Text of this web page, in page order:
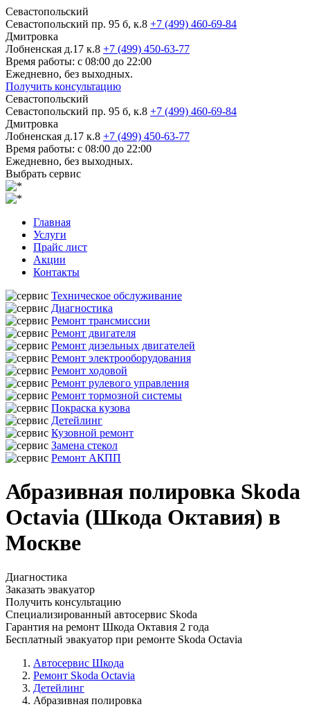
Севастопольский
Севастопольский пр. 95 б, к.8 +7 (499) 460-69-84
Дмитровка
Лобненская д.17 к.8 +7 (499) 450-63-77
Время работы: с 08:00 до 22:00
Ежедневно, без выходных.
Получить консультацию
Севастопольский
Севастопольский пр. 95 б, к.8 +7 (499) 460-69-84
Дмитровка
Лобненская д.17 к.8 +7 (499) 450-63-77
Время работы: с 08:00 до 22:00
Ежедневно, без выходных.
Выбрать сервис
Главная
Услуги
Прайс лист
Акции
Контакты
Техническое обслуживание
Диагностика
Ремонт трансмиссии
Ремонт двигателя
Ремонт дизельных двигателей
Ремонт электрооборудования
Ремонт ходовой
Ремонт рулевого управления
Ремонт тормозной системы
Покраска кузова
Детейлинг
Кузовной ремонт
Замена стекол
Ремонт АКПП
Абразивная полировка Skoda
Octavia (Шкода Октавия) в
Москве
Диагностика
Заказать эвакуатор
Получить консультацию
Специализированный автосервис Skoda
Гарантия на ремонт Шкода Октавия 2 года
Бесплатный эвакуатор при ремонте Skoda Octavia
Автосервис Шкода
Ремонт Skoda Octavia
Детейлинг
Абразивная полировка